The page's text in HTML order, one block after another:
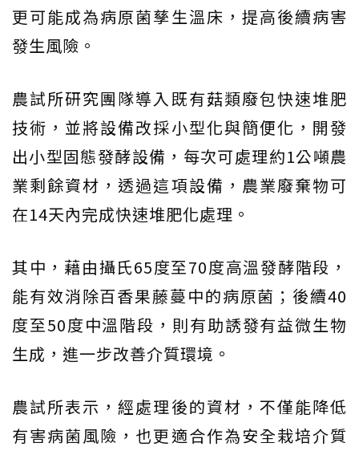
更可能成為病原菌孳生溫床，提高後續病害
發生風險。
農試所研究團隊導入既有菇類廢包快速堆肥
技術，並將設備改採小型化與簡便化，開發
出小型固態發酵設備，每次可處理約1公噸農
業剩餘資材，透過這項設備，農業廢棄物可
在14天內完成快速堆肥化處理。
其中，藉由攝氏65度至70度高溫發酵階段，
能有效消除百香果藤蔓中的病原菌；後續40
度至50度中溫階段，則有助誘發有益微生物
生成，進一步改善介質環境。
農試所表示，經處理後的資材，不僅能降低
有害病菌風險，也更適合作為安全栽培介質